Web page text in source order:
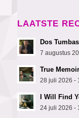
LAATSTE
Dos
7 augustus
True
28 juli 2026 -
I Will Find
24 juli 2026 -